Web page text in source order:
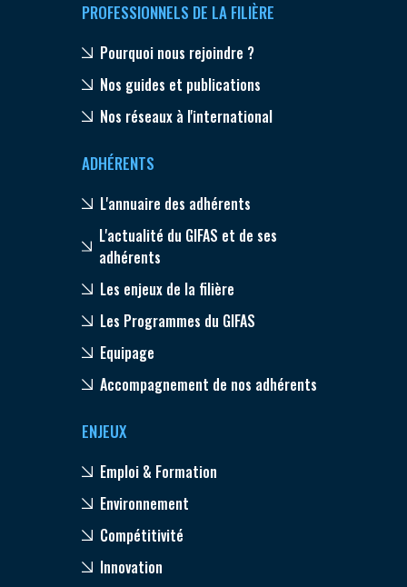
PROFESSIONNELS DE LA FILIÈRE
Pourquoi nous rejoindre ?
Nos guides et publications
Nos réseaux à l'international
ADHÉRENTS
L'annuaire des adhérents
L'actualité du GIFAS et de ses
adhérents
Les enjeux de la filière
Les Programmes du GIFAS
Equipage
Accompagnement de nos adhérents
ENJEUX
Emploi & Formation
Environnement
Compétitivité
Innovation